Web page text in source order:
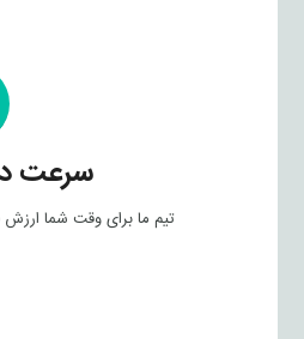
سرعت
تیم ما برای وقت شما ارزش